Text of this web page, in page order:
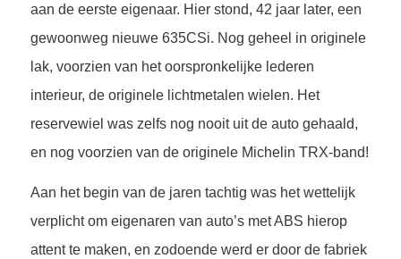
aan de eerste eigenaar. Hier stond, 42 jaar later, een
gewoonweg nieuwe 635CSi. Nog geheel in originele
lak, voorzien van het oorspronkelijke lederen
interieur, de originele lichtmetalen wielen. Het
reservewiel was zelfs nog nooit uit de auto gehaald,
en nog voorzien van de originele Michelin TRX-band!
Aan het begin van de jaren tachtig was het wettelijk
verplicht om eigenaren van auto’s met ABS hierop
attent te maken, en zodoende werd er door de fabriek